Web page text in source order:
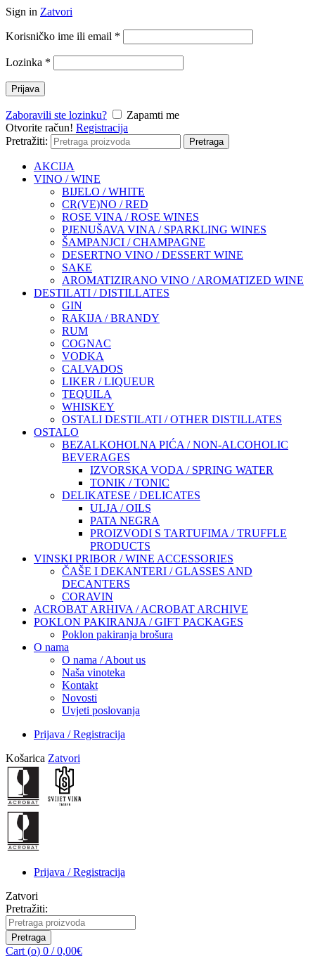
Sign in Zatvori
Korisničko ime ili email *
Lozinka *
Prijava
Zaboravili ste lozinku?
Zapamti me
Otvorite račun! Registracija
Pretražiti:
Pretraga
AKCIJA
VINO / WINE
BIJELO / WHITE
CR(VE)NO / RED
ROSE VINA / ROSE WINES
PJENUŠAVA VINA / SPARKLING WINES
ŠAMPANJCI / CHAMPAGNE
DESERTNO VINO / DESSERT WINE
SAKE
AROMATIZIRANO VINO / AROMATIZED WINE
DESTILATI / DISTILLATES
GIN
RAKIJA / BRANDY
RUM
COGNAC
VODKA
CALVADOS
LIKER / LIQUEUR
TEQUILA
WHISKEY
OSTALI DESTILATI / OTHER DISTILLATES
OSTALO
BEZALKOHOLNA PIĆA / NON-ALCOHOLIC
BEVERAGES
IZVORSKA VODA / SPRING WATER
TONIK / TONIC
DELIKATESE / DELICATES
ULJA / OILS
PATA NEGRA
PROIZVODI S TARTUFIMA / TRUFFLE
PRODUCTS
VINSKI PRIBOR / WINE ACCESSORIES
ČAŠE I DEKANTERI / GLASSES AND
DECANTERS
CORAVIN
ACROBAT ARHIVA / ACROBAT ARCHIVE
POKLON PAKIRANJA / GIFT PACKAGES
Poklon pakiranja brošura
O nama
O nama / About us
Naša vinoteka
Kontakt
Novosti
Uvjeti poslovanja
Prijava / Registracija
Košarica Zatvori
Prijava / Registracija
Zatvori
Pretražiti:
Pretraga
Cart (o) 0 / 0,00€